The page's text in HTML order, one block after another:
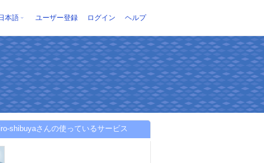
本語 ユーザー登録 ログイン ヘルプ
shibuyaさんの使っているサービス